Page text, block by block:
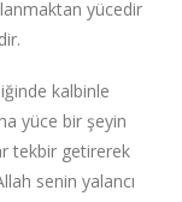
yücedir
kalbinle
yüce bir şeyin
tekbir getirerek
senin yalancı